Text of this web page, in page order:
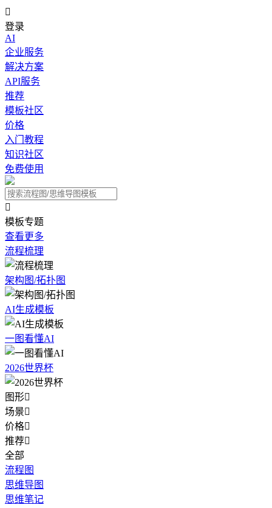

登录
AI
企业服务
解决方案
API服务
推荐
模板社区
价格
入门教程
知识社区
免费使用

模板专题
查看更多
流程梳理
架构图/拓扑图
AI生成模板
一图看懂AI
2026世界杯
图形
场景
价格
推荐
全部
流程图
思维导图
思维笔记